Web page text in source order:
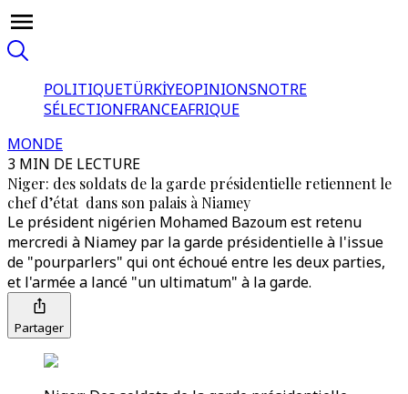
POLITIQUETÜRKİYEOPINIONSNOTRE
SÉLECTIONFRANCEAFRIQUE
MONDE
3 MIN DE LECTURE
Niger: des soldats de la garde présidentielle retiennent le
chef d’état dans son palais à Niamey
Le président nigérien Mohamed Bazoum est retenu
mercredi à Niamey par la garde présidentielle à l'issue
de "pourparlers" qui ont échoué entre les deux parties,
et l'armée a lancé "un ultimatum" à la garde.
Partager